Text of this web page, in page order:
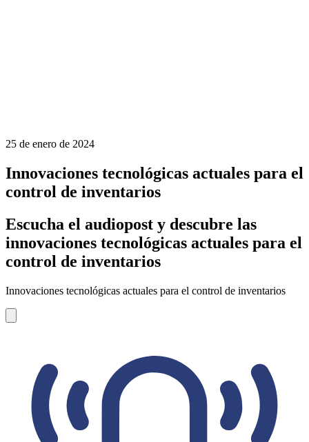
25 de enero de 2024
Innovaciones tecnológicas actuales para el
control de inventarios
Escucha el audiopost y descubre las
innovaciones tecnológicas actuales para el
control de inventarios
Innovaciones tecnológicas actuales para el control de inventarios